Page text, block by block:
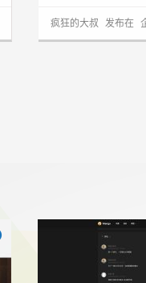
疯狂的大叔 发布在
吧